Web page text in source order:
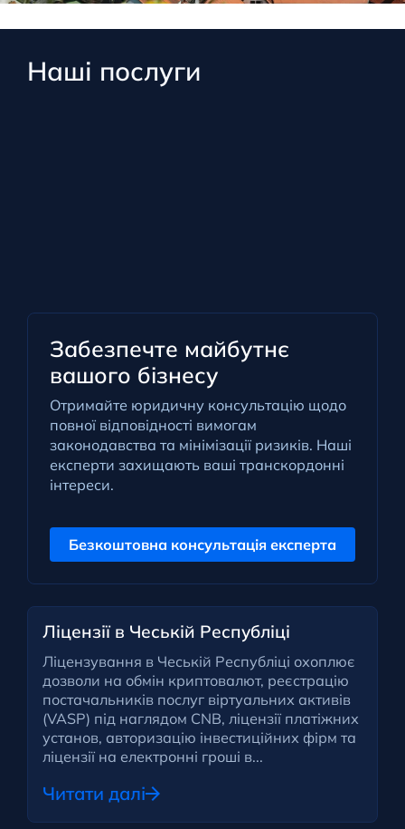
Наші послуги
Забезпечте майбутнє
вашого бізнесу
Отримайте юридичну консультацію щодо
повної відповідності вимогам
законодавства та мінімізації ризиків. Наші
експерти захищають ваші транскордонні
інтереси.
Безкоштовна консультація експерта
Ліцензії в Чеській Республіці
Ліцензування в Чеській Республіці охоплює
дозволи на обмін криптовалют, реєстрацію
постачальників послуг віртуальних активів
(VASP) під наглядом CNB, ліцензії платіжних
установ, авторизацію інвестиційних фірм та
ліцензії на електронні гроші в...
Читати далі